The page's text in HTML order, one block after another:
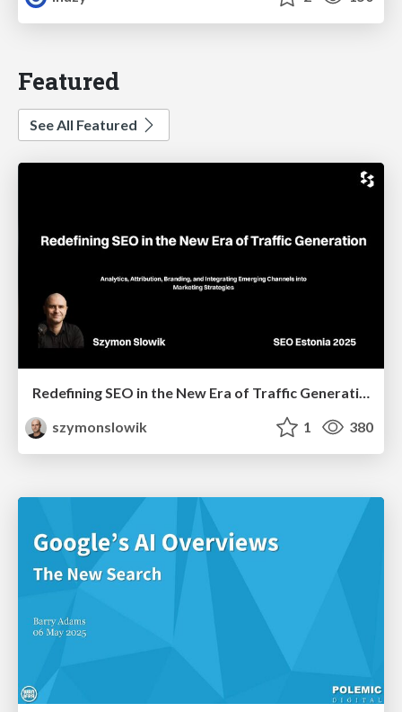
Featured
See All Featured
Redefining SEO in the New Era of Traffic Generation
szymonslowik
1 380